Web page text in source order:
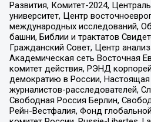
Развития, Комитет-2024,
университет, Центр
международных исследований,
башни, Библии и трактатов
Гражданский Совет, Центр
Академическая сеть Восточная
комитет действия, РЭНД
демократию в России, Настоящая
журналистов-расследователей,
Свободная Россия Берлин,
Рейн-Вестфалия, Фонд